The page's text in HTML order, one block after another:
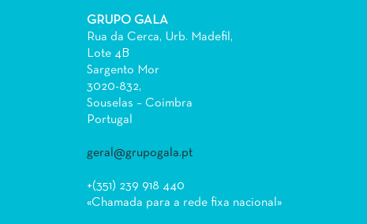
GRUPO GALA
Rua da Cerca, Urb. Madefil,
Lote 4B
Sargento Mor
3020-832,
Souselas – Coimbra
Portugal
geral@grupogala.pt
+(351) 239 918 440
«Chamada para a rede fixa nacional»